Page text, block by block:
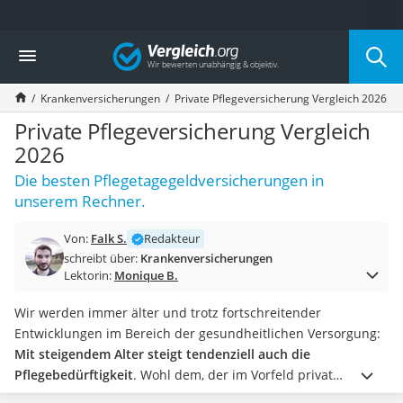
Die beliebtesten Vergleiche nach Kategorie
Finanzen
Silbermünze
Hardware-Wallet
Wohnmobilversicherung
E-Scooter-Versicherung
Münzkapseln
Spardose mit Zählwerk
Wohnwagenversicherung
Oldtimer-Versicherung
Goldbarren 1 g
Pferde-OP-Versicherung
Geräteversicherung
Brillenversicherung
Kinderkonto
Krypto-Wallet
Hundekrankenversicherung
Vergleich
Krankenversicherungen Private Pflegeversicherung Vergleich 2026
Private Pflegeversicherung Vergleich
2026
Die besten Pflegetagegeldversicherungen in
unserem Rechner.
Von: Falk S.
Redakteur
schreibt über: Krankenversicherungen
Lektorin: Monique B.
Wir werden immer älter und trotz fortschreitender
Entwicklungen im Bereich der gesundheitlichen Versorgung:
Mit steigendem Alter steigt tendenziell auch die
Pflegebedürftigkeit. Wohl dem, der im Vorfeld privat
vorgesorgt hat. Welche die beste private Pflegeversicherung